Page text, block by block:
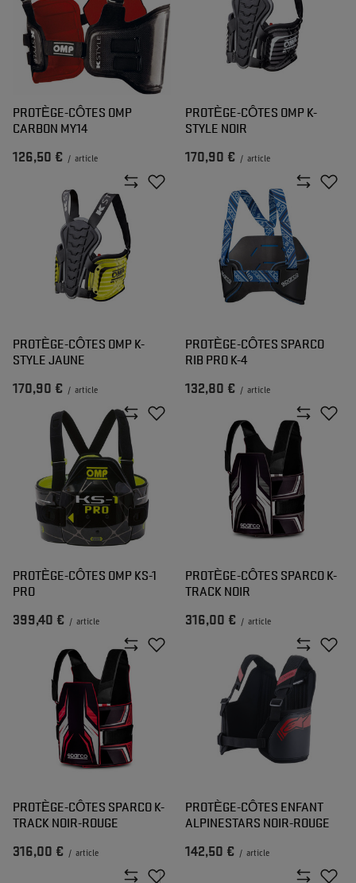
PROTÈGE-CÔTES OMP
CARBON MY14
126,50 € / article
PROTÈGE-CÔTES OMP K-
STYLE NOIR
170,90 € / article
PROTÈGE-CÔTES OMP K-
STYLE JAUNE
170,90 € / article
PROTÈGE-CÔTES SPARCO
RIB PRO K-4
132,80 € / article
PROTÈGE-CÔTES OMP KS-1
PRO
399,40 € / article
PROTÈGE-CÔTES SPARCO K-
TRACK NOIR
316,00 € / article
PROTÈGE-CÔTES SPARCO K-
TRACK NOIR-ROUGE
316,00 € / article
PROTÈGE-CÔTES ENFANT
ALPINESTARS NOIR-ROUGE
142,50 € / article